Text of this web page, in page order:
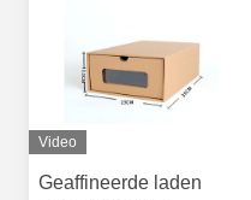
Video
Geaffineerde laden